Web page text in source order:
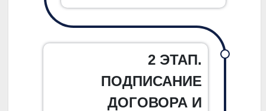
2 ЭТАП.
ПОДПИСАНИЕ
ДОГОВОРА И